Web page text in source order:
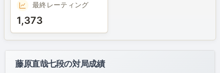
最終レーティング
1,373
藤原直哉七段の対局成績